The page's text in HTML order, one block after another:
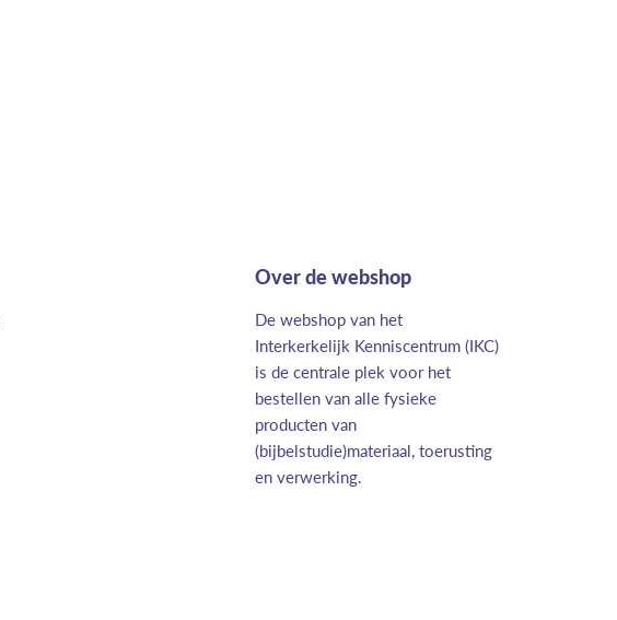
Over de webshop
De webshop van het
Interkerkelijk Kenniscentrum (IKC)
is de centrale plek voor het
bestellen van alle fysieke
producten van
(bijbelstudie)materiaal, toerusting
en verwerking.